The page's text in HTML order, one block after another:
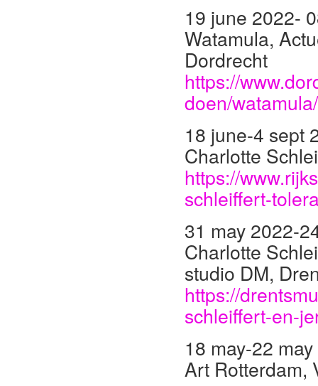
19 june 2022-
Watamula,
Dordrecht
https://
doen/watamula/
18 june-4 sept
Charlotte
https://
schleiffert-
31 may 2022-
Charlotte
studio DM,
https://
schleiffert-en-
18 may-22
Art Rotterdam,